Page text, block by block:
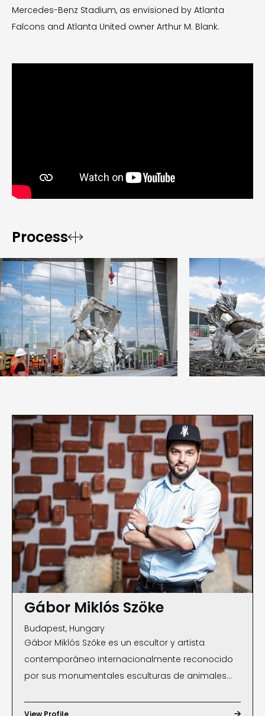
Mercedes-Benz Stadium, as envisioned by Atlanta
Falcons and Atlanta United owner Arthur M. Blank.
Process
Gábor Miklós Szöke
Budapest, Hungary
Gábor Miklós Szőke es un escultor y artista
contemporáneo internacionalmente reconocido
por sus monumentales esculturas de animales
expresada a través del uso de acero inoxidable y
